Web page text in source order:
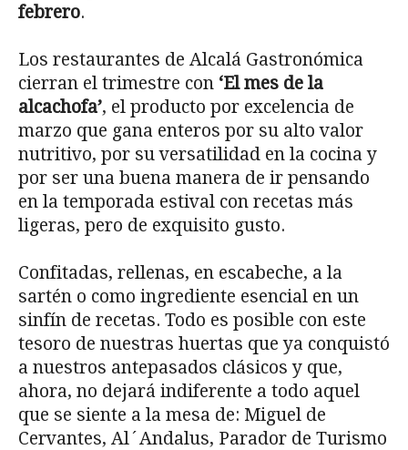
febrero.
Los restaurantes de Alcalá Gastronómica
cierran el trimestre con ‘El mes de la
alcachofa’, el producto por excelencia de
marzo que gana enteros por su alto valor
nutritivo, por su versatilidad en la cocina y
por ser una buena manera de ir pensando
en la temporada estival con recetas más
ligeras, pero de exquisito gusto.
Confitadas, rellenas, en escabeche, a la
sartén o como ingrediente esencial en un
sinfín de recetas. Todo es posible con este
tesoro de nuestras huertas que ya conquistó
a nuestros antepasados clásicos y que,
ahora, no dejará indiferente a todo aquel
que se siente a la mesa de: Miguel de
Cervantes, Al´Andalus, Parador de Turismo